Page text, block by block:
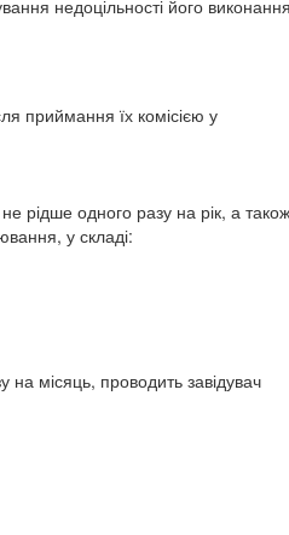
недоцільності його
приймання їх комісією у
рідше одного разу на рік, а також
у складі:
на місяць, проводить завідувач